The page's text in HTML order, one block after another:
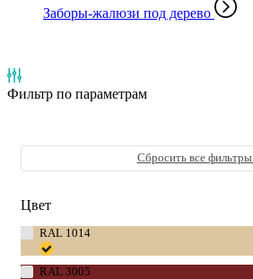
Заборы-жалюзи под дерево
Фильтр по параметрам
Сбросить все фильтры
Цвет
RAL 1014
RAL 3005